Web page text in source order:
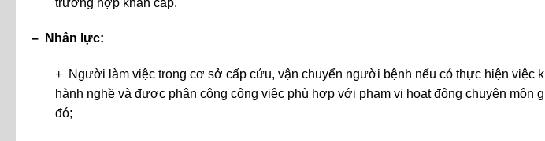
– Nhân lực:
+ Người làm việc trong cơ sở cấp cứu, vận chuyển người bệnh nếu có thực hiện việc
hành nghề và được phân công công việc phù hợp với phạm vi hoạt động chuyên môn
đó;